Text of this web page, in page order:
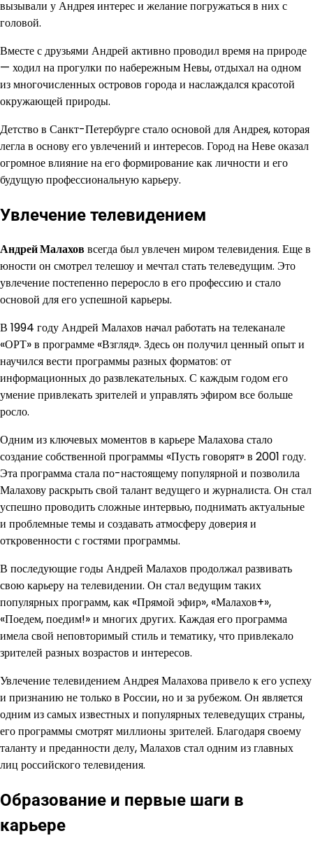
вызывали у Андрея интерес и желание погружаться в них с
головой.
Вместе с друзьями Андрей активно проводил время на природе
— ходил на прогулки по набережным Невы, отдыхал на одном
из многочисленных островов города и наслаждался красотой
окружающей природы.
Детство в Санкт-Петербурге стало основой для Андрея, которая
легла в основу его увлечений и интересов. Город на Неве оказал
огромное влияние на его формирование как личности и его
будущую профессиональную карьеру.
Увлечение телевидением
Андрей Малаховвсегда был увлечен миром телевидения. Еще в
юности он смотрел телешоу и мечтал стать телеведущим. Это
увлечение постепенно переросло в его профессию и стало
основой для его успешной карьеры.
В 1994 году Андрей Малахов начал работать на телеканале
«ОРТ» в программе «Взгляд». Здесь он получил ценный опыт и
научился вести программы разных форматов: от
информационных до развлекательных. С каждым годом его
умение привлекать зрителей и управлять эфиром все больше
росло.
Одним из ключевых моментов в карьере Малахова стало
создание собственной программы «Пусть говорят» в 2001 году.
Эта программа стала по-настоящему популярной и позволила
Малахову раскрыть свой талант ведущего и журналиста. Он стал
успешно проводить сложные интервью, поднимать актуальные
и проблемные темы и создавать атмосферу доверия и
откровенности с гостями программы.
В последующие годы Андрей Малахов продолжал развивать
свою карьеру на телевидении. Он стал ведущим таких
популярных программ, как «Прямой эфир», «Малахов+»,
«Поедем, поедим!» и многих других. Каждая его программа
имела свой неповторимый стиль и тематику, что привлекало
зрителей разных возрастов и интересов.
Увлечение телевидением Андрея Малахова привело к его успеху
и признанию не только в России, но и за рубежом. Он является
одним из самых известных и популярных телеведущих страны,
его программы смотрят миллионы зрителей. Благодаря своему
таланту и преданности делу, Малахов стал одним из главных
лиц российского телевидения.
Образование и первые шаги в
карьере